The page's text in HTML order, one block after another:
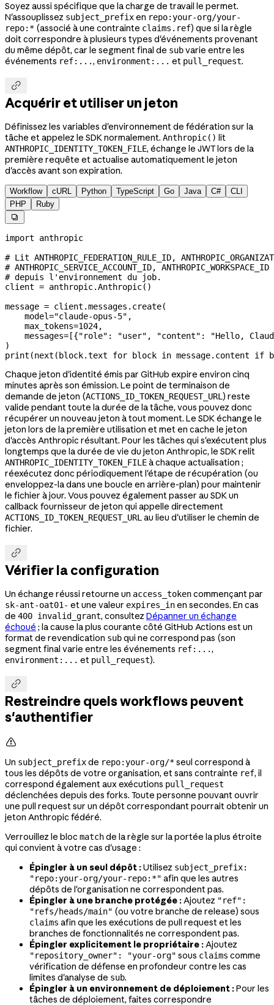
Soyez aussi spécifique que la charge de travail le permet.
N'assouplissez subject_prefixen repo:your-org/your-
repo:* (associé à une contrainte claims.ref) que si la règle
doit correspondre à plusieurs types d'événements provenant
du même dépôt, car le segment final de subvarie entre les
événements ref:..., environment:... et pull_request.

Acquérir et utiliser un jeton
Définissez les variables d'environnement de fédération sur la
tâche et appelez le SDK normalement. Anthropic() lit
ANTHROPIC_IDENTITY_TOKEN_FILE, échange le JWT lors de la
première requête et actualise automatiquement le jeton
d'accès avant son expiration.
Workflow cURL Python TypeScript Go Java C#
CLI
PHP
Ruby

import anthropic
# Lit ANTHROPIC_FEDERATION_RULE_ID,
# ANTHROPIC_SERVICE_ACCOUNT_ID,
# depuis l'environnement du job.
client = anthropic.Anthropic()
message = client.messages.create(
    model
="claude-opus-5" ,
    max_tokens
=1024,
    messages
= [{"role" : "user" , "content" :
"Hello,
)
print (next (block.text for block in message.content if
Chaque jeton d'identité émis par GitHub expire environ cinq
minutes après son émission. Le point de terminaison de
demande de jeton (ACTIONS_ID_TOKEN_REQUEST_URL) reste
valide pendant toute la durée de la tâche, vous pouvez donc
récupérer un nouveau jeton à tout moment. Le SDK échange le
jeton lors de la première utilisation et met en cache le jeton
d'accès Anthropic résultant. Pour les tâches qui s'exécutent plus
longtemps que la durée de vie du jeton Anthropic, le SDK relit
ANTHROPIC_IDENTITY_TOKEN_FILEà chaque actualisation ;
réexécutez donc périodiquement l'étape de récupération (ou
enveloppez-la dans une boucle en arrière-plan) pour maintenir
le fichier à jour. Vous pouvez également passer au SDK un
callback fournisseur de jeton qui appelle directement
ACTIONS_ID_TOKEN_REQUEST_URLau lieu d'utiliser le chemin de
fichier.

Vérifier la configuration
Un échange réussi retourne un access_tokencommençant par
sk-ant-oat01- et une valeur expires_inen secondes. En cas
de 400 invalid_grant, consultez Dépanner un échange
échoué ; la cause la plus courante côté GitHub Actions est un
format de revendication subqui ne correspond pas (son
segment final varie entre les événements ref:...,
environment:... et pull_request).

Restreindre quels workflows peuvent
s'authentifier

Un subject_prefixde repo:your-org/*seul correspond à
tous les dépôts de votre organisation, et sans contrainte ref, il
correspond également aux exécutions pull_request
déclenchées depuis des forks. Toute personne pouvant ouvrir
une pull request sur un dépôt correspondant pourrait obtenir un
jeton Anthropic fédéré.
Verrouillez le bloc matchde la règle sur la portée la plus étroite
qui convient à votre cas d'usage :
Épingler à un seul dépôt :Utilisez subject_prefix:
"repo:your-org/your-repo:*" afin que les autres
dépôts de l'organisation ne correspondent pas.
Épingler à une branche protégée :Ajoutez "ref":
"refs/heads/main" (ou votre branche de release) sous
claims afin que les exécutions de pull request et les
branches de fonctionnalités ne correspondent pas.
Épingler explicitement le propriétaire :Ajoutez
"repository_owner": "your-org" sous claims comme
vérification de défense en profondeur contre les cas
limites d'analyse de sub.
Épingler à un environnement de déploiement :Pour les
tâches de déploiement, faites correspondre